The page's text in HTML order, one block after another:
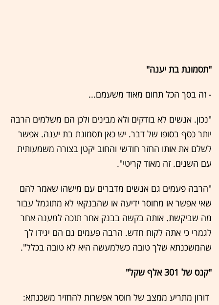
"תסמונת בת יענה"
- זה בסך הכל תחום מאוד משעמם...
"נכון. אנשים לא בודקים ולא מבינים ולכן הם משלמים הרבה
יותר כסף בסופו של דבר. יש כאן תסמונת בת יענה. אפשר
לשלם את אותו החזר חודשי והחוב יקטן בצורה משמעותית
עם השנים. זה מאוד קריטי".
"הרבה פעמים גם אנשים מדברים עם מישהו שאמר להם
שאי אפשר או מחוסר ידיעה או שהבנקאי לא מתוגמל עבור
מה שביקשת. אותה בקשה בבנק אחר תזכה למענה אחר
לגמרי כי אתה לקוח חדש. הרבה פעמים גם הם יגידו לך
שהמשכנתא שלך טובה כשלמעשה היא לא טובה בכלל".
"קנס של 301 אלף שקל"
דורון מתריע ממצב של חוסר אפשרות להחזיר משכנתא: